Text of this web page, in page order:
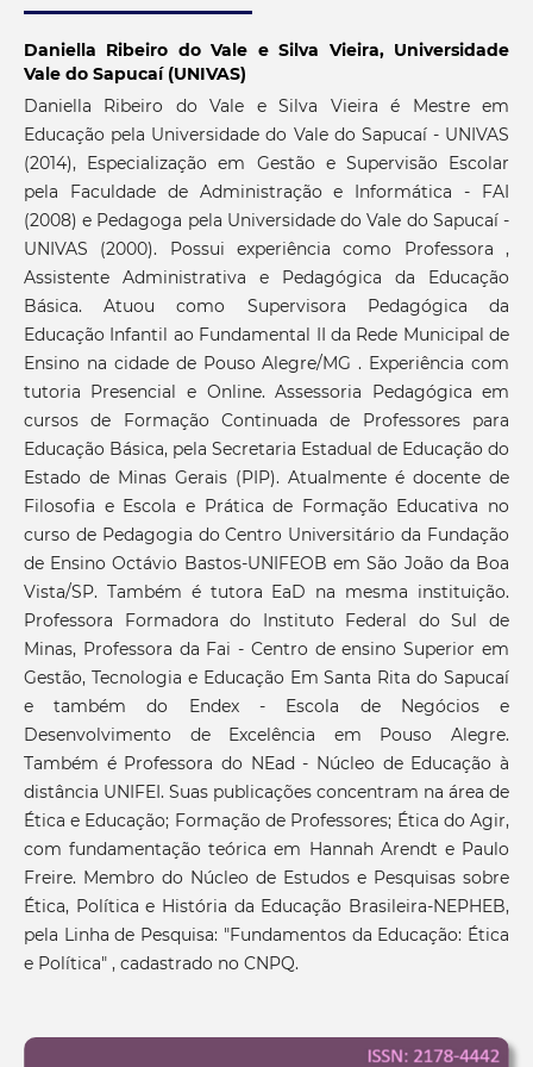
Daniella Ribeiro do Vale e Silva Vieira, Universidade
Vale do Sapucaí (UNIVAS)
Daniella Ribeiro do Vale e Silva Vieira é Mestre em
Educação pela Universidade do Vale do Sapucaí - UNIVAS
(2014), Especialização em Gestão e Supervisão Escolar
pela Faculdade de Administração e Informática - FAI
(2008) e Pedagoga pela Universidade do Vale do Sapucaí -
UNIVAS (2000). Possui experiência como Professora ,
Assistente Administrativa e Pedagógica da Educação
Básica. Atuou como Supervisora Pedagógica da
Educação Infantil ao Fundamental II da Rede Municipal de
Ensino na cidade de Pouso Alegre/MG . Experiência com
tutoria Presencial e Online. Assessoria Pedagógica em
cursos de Formação Continuada de Professores para
Educação Básica, pela Secretaria Estadual de Educação do
Estado de Minas Gerais (PIP). Atualmente é docente de
Filosofia e Escola e Prática de Formação Educativa no
curso de Pedagogia do Centro Universitário da Fundação
de Ensino Octávio Bastos-UNIFEOB em São João da Boa
Vista/SP. Também é tutora EaD na mesma instituição.
Professora Formadora do Instituto Federal do Sul de
Minas, Professora da Fai - Centro de ensino Superior em
Gestão, Tecnologia e Educação Em Santa Rita do Sapucaí
e também do Endex - Escola de Negócios e
Desenvolvimento de Excelência em Pouso Alegre.
Também é Professora do NEad - Núcleo de Educação à
distância UNIFEI. Suas publicações concentram na área de
Ética e Educação; Formação de Professores; Ética do Agir,
com fundamentação teórica em Hannah Arendt e Paulo
Freire. Membro do Núcleo de Estudos e Pesquisas sobre
Ética, Política e História da Educação Brasileira-NEPHEB,
pela Linha de Pesquisa: "Fundamentos da Educação: Ética
e Política" , cadastrado no CNPQ.